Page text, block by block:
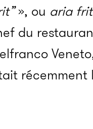
», ou aria
du
récemment